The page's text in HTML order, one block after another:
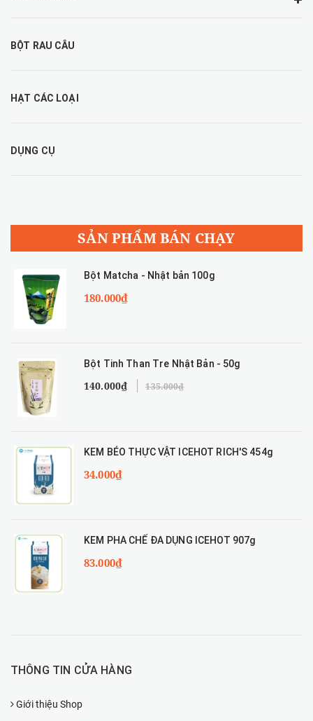
BỘT RAU CÂU
HẠT CÁC LOẠI
DỤNG CỤ
SẢN PHẨM BÁN CHẠY
Bột Matcha - Nhật bản 100g
180.000₫
Bột Tinh Than Tre Nhật Bản - 50g
140.000₫ 135.000₫
KEM BÉO THỰC VẬT ICEHOT RICH'S 454g
34.000₫
KEM PHA CHẾ ĐA DỤNG ICEHOT 907g
83.000₫
THÔNG TIN CỬA HÀNG
Giới thiệu Shop